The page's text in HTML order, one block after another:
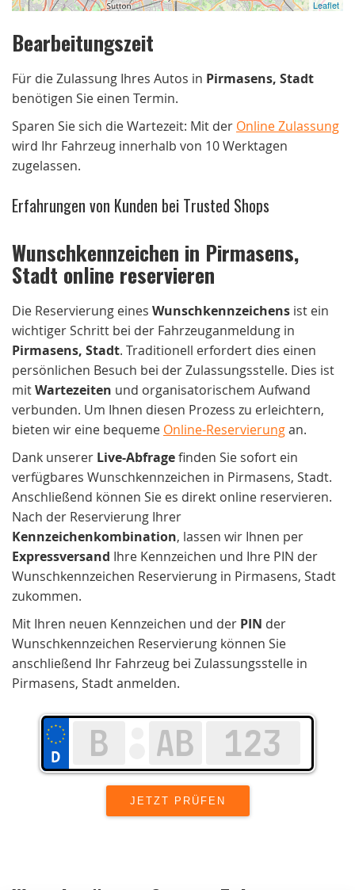
Leaflet
Bearbeitungszeit
Für die Zulassung Ihres Autos in Pirmasens, Stadt
benötigen Sie einen Termin.
Sparen Sie sich die Wartezeit: Mit der Online Zulassung
wird Ihr Fahrzeug innerhalb von 10 Werktagen
zugelassen.
Erfahrungen von Kunden bei Trusted Shops
Wunschkennzeichen in Pirmasens,
Stadt online reservieren
Die Reservierung eines Wunschkennzeichens ist ein
wichtiger Schritt bei der Fahrzeuganmeldung in
Pirmasens, Stadt. Traditionell erfordert dies einen
persönlichen Besuch bei der Zulassungsstelle. Dies ist
mitWartezeiten und organisatorischem Aufwand
verbunden. Um Ihnen diesen Prozess zu erleichtern,
bieten wir eine bequeme Online-Reservierungan.
Dank unserer Live-Abfragefinden Sie sofort ein
verfügbares Wunschkennzeichen in Pirmasens, Stadt.
Anschließend können Sie es direkt online reservieren.
Nach der Reservierung Ihrer
Kennzeichenkombination, lassen wir Ihnen per
Expressversand Ihre Kennzeichen und Ihre PIN der
Wunschkennzeichen Reservierung in Pirmasens, Stadt
zukommen.
Mit Ihren neuen Kennzeichen und der PIN der
Wunschkennzeichen Reservierung können Sie
anschließend Ihr Fahrzeug bei Zulassungsstelle in
Pirmasens, Stadt anmelden.